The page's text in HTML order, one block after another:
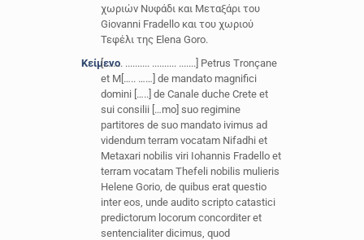
χωριών Νυφάδι και Μεταξάρι του
Giovanni Fradello και του χωριού
Τεφέλι της Elena Goro.
Κείμενο[........ .......... .......... .......] Petrus Tronçane
et M[….. ……] de mandato magnifici
domini […..] de Canale duche Crete et
sui consilii […mo] suo regimine
partitores de suo mandato ivimus ad
videndum terram vocatam Nifadhi et
Metaxari nobilis viri Iohannis Fradello et
terram vocatam Thefeli nobilis mulieris
Helene Gorio, de quibus erat questio
inter eos, unde audito scripto catastici
predictorum locorum concorditer et
sentencialiter dicimus, quod